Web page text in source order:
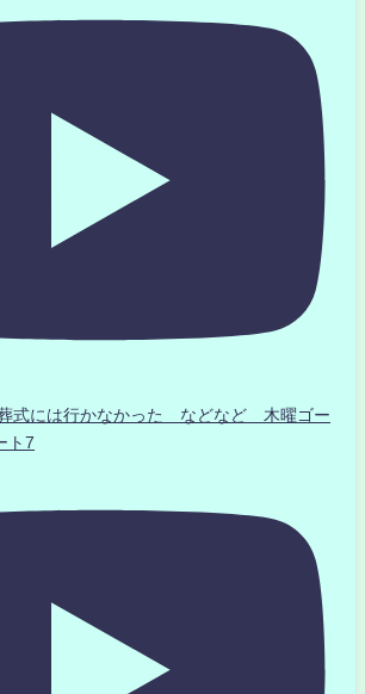
式には行かなかった などなど 木曜ゴー
ト7